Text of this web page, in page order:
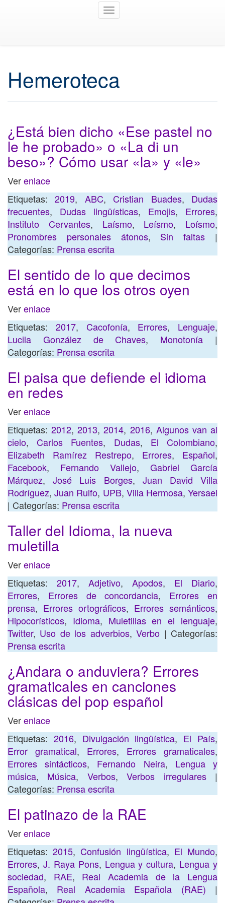
Toggle
Hemeroteca
¿Está bien dicho «Ese pastel no
le he probado» o «La di un
beso»? Cómo usar «la» y «le»
Verenlace
Etiquetas:2019, ABC,Cristian Buades, Dudas
frecuentes, Dudas lingüísticas, Emojis, Errores,
Instituto Cervantes, Laísmo, Leísmo, Loísmo,
Pronombres personales átonos, Sin faltas |
Categorías: Prensa escrita
El sentido de lo que decimos
está en lo que los otros oyen
Verenlace
Etiquetas: 2017, Cacofonía, Errores, Lenguaje,
Lucila González de Chaves, Monotonía |
Categorías: Prensa escrita
El paisa que defiende el idioma
en redes
Verenlace
Etiquetas:2012,2013,2014, 2016, Algunos van al
cielo,Carlos Fuentes, Dudas, El Colombiano,
Elizabeth Ramírez Restrepo, Errores, Español,
Facebook, Fernando Vallejo, Gabriel García
Márquez,José Luis Borges, Juan David Villa
Rodríguez,Juan Rulfo, UPB, Villa Hermosa,Yersael
| Categorías: Prensa escrita
Taller del Idioma, la nueva
muletilla
Verenlace
Etiquetas: 2017, Adjetivo, Apodos, El Diario,
Errores, Errores de concordancia, Errores en
prensa, Errores ortográficos, Errores semánticos,
Hipocorísticos, Idioma, Muletillas en el lenguaje,
Twitter, Uso de los adverbios,Verbo | Categorías:
Prensa escrita
¿Andara o anduviera? Errores
gramaticales en canciones
clásicas del pop español
Verenlace
Etiquetas: 2016, Divulgación lingüística, El País,
Error gramatical, Errores, Errores gramaticales,
Errores sintácticos, Fernando Neira, Lengua y
música, Música, Verbos,Verbos irregulares|
Categorías: Prensa escrita
El patinazo de la RAE
Verenlace
Etiquetas:2015,Confusión lingüística, El Mundo,
Errores, J. Raya Pons, Lengua y cultura, Lengua y
sociedad, RAE, Real Academia de la Lengua
Española, Real Academia Española (RAE) |